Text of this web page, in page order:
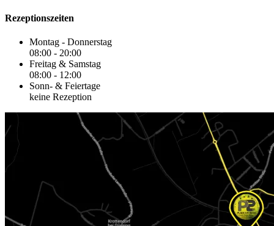
Rezeptionszeiten
Montag - Donnerstag
08:00 - 20:00
Freitag & Samstag
08:00 - 12:00
Sonn- & Feiertage
keine Rezeption